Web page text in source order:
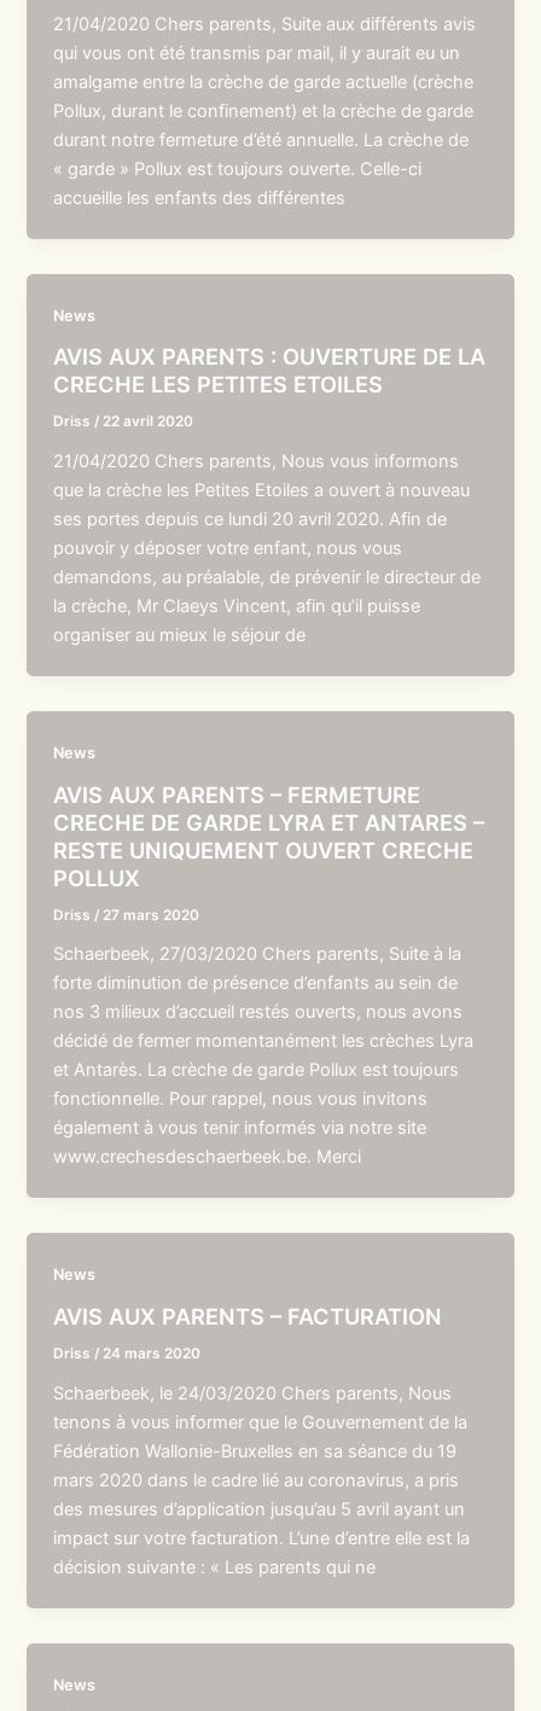
21/04/2020 Chers parents, Suite aux différents avis
qui vous ont été transmis par mail, il y aurait eu un
amalgame entre la crèche de garde actuelle (crèche
Pollux, durant le confinement) et la crèche de garde
durant notre fermeture d’été annuelle. La crèche de
« garde » Pollux est toujours ouverte. Celle-ci
accueille les enfants des différentes
News
AVIS AUX PARENTS : OUVERTURE DE LA
CRECHE LES PETITES ETOILES
Driss / 22 avril 2020
21/04/2020 Chers parents, Nous vous informons
que la crèche les Petites Etoiles a ouvert à nouveau
ses portes depuis ce lundi 20 avril 2020. Afin de
pouvoir y déposer votre enfant, nous vous
demandons, au préalable, de prévenir le directeur de
la crèche, Mr Claeys Vincent, afin qu’il puisse
organiser au mieux le séjour de
News
AVIS AUX PARENTS – FERMETURE
CRECHE DE GARDE LYRA ET ANTARES –
RESTE UNIQUEMENT OUVERT CRECHE
POLLUX
Driss / 27 mars 2020
Schaerbeek, 27/03/2020 Chers parents, Suite à la
forte diminution de présence d’enfants au sein de
nos 3 milieux d’accueil restés ouverts, nous avons
décidé de fermer momentanément les crèches Lyra
et Antarès. La crèche de garde Pollux est toujours
fonctionnelle. Pour rappel, nous vous invitons
également à vous tenir informés via notre site
www.crechesdeschaerbeek.be. Merci
News
AVIS AUX PARENTS – FACTURATION
Driss / 24 mars 2020
Schaerbeek, le 24/03/2020 Chers parents, Nous
tenons à vous informer que le Gouvernement de la
Fédération Wallonie-Bruxelles en sa séance du 19
mars 2020 dans le cadre lié au coronavirus, a pris
des mesures d’application jusqu’au 5 avril ayant un
impact sur votre facturation. L’une d’entre elle est la
décision suivante : « Les parents qui ne
News